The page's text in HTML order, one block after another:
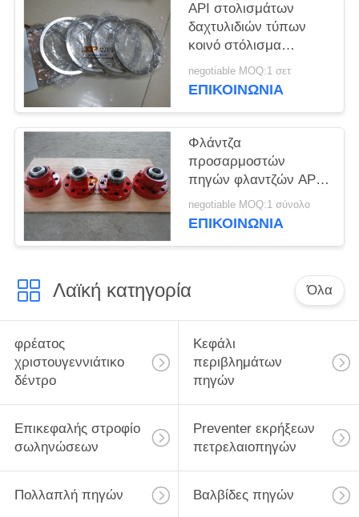
API στολισμάτων
δαχτυλιδιών τύπων
κοινό στόλισμα
δαχτυλιδιών
ανοξείδωτου ωοειδές
negotiable MOQ:1 σετ
ΕΠΙΚΟΙΝΩΝΊΑ
Φλάντζα
προσαρμοστών
πηγών φλαντζών API
6A WECO με τη
σύνδεση ένωσης
negotiable MOQ:1 σύνολο
ΕΠΙΚΟΙΝΩΝΊΑ
Λαϊκή κατηγορία Όλα
φρέατος
χριστουγεννιάτικο
δέντρο
Κεφάλι
περιβλημάτων
πηγών
Επικεφαλής στροφίο
σωληνώσεων
Preventer εκρήξεων
πετρελαιοπηγών
Πολλαπλή πηγών Βαλβίδες πηγών